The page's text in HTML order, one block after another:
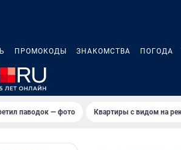
ПРОМОКОДЫ ЗНАКОМСТВА ПОГОДА
паводок — фото Квартиры с видом на